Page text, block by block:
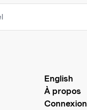
English
À propos
Connexion